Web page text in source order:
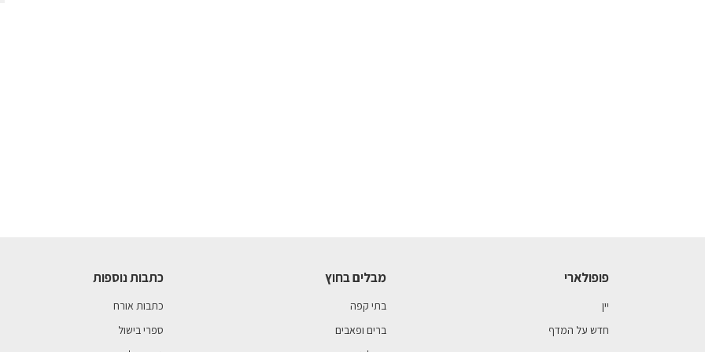
פופולארי
יין
חדש על המדף
מבלים בחוץ
בתי קפה
ברים ופאבים
כתבות נוספות
כתבות אורח
ספרי בישול